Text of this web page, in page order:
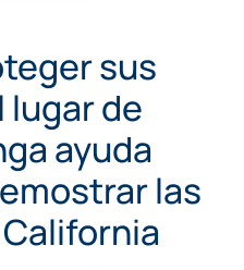
sus
lugar de
ayuda
las